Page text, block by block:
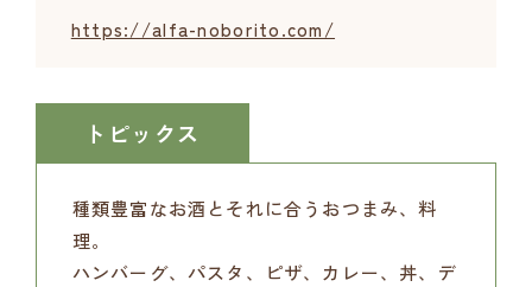
https://alfa-noborito.com/
トピックス
種類豊富なお酒とそれに合うおつまみ、料
理。
ハンバーグ、パスタ、ピザ、カレー、丼、デ